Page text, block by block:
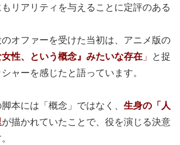
リアリティを与えることに定評のある
オファーを受けた当初は、アニメ版の
性、という概念』みたいな存在 」
と捉
ャーを感じたと語っています。
本には「概念」ではなく、 生身の「人
が描かれていたことで、役を演じる決意